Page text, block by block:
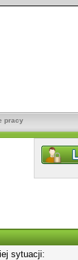
pracy
sytuacji: